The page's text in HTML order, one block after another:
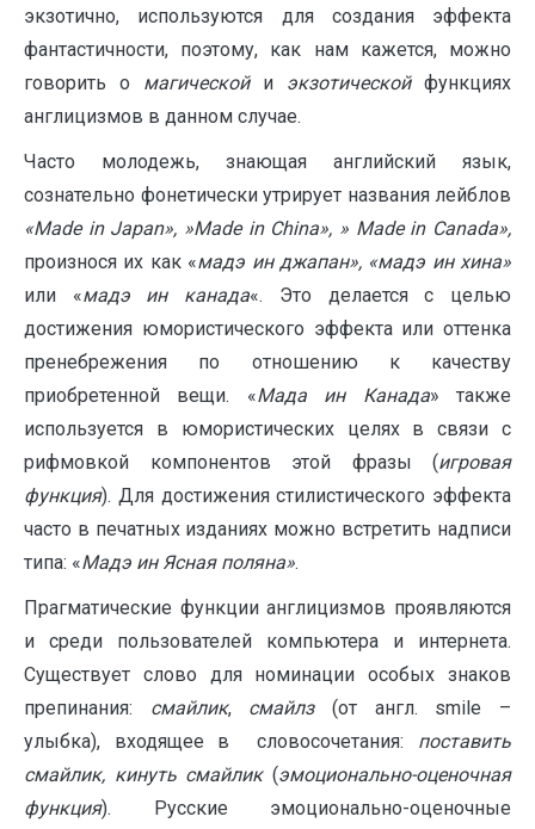
экзотично, используются для создания эффекта
фантастичности, поэтому, как нам кажется, можно
говорить о магическойи экзотическойфункциях
англицизмов в данном случае.
Часто молодежь, знающая английский язык,
сознательно фонетически утрирует названия лейблов
«Made in Japan», »Made in China», » Made in Canada»,
произнося их как «мадэ ин джапан», «мадэ ин хина»
или «мадэ ин канада«. Это делается с целью
достижения юмористического эффекта или оттенка
пренебрежения по отношению к качеству
приобретенной вещи. «Мада ин Канада» также
используется в юмористических целях в связи с
рифмовкой компонентов этой фразы (игровая
функция). Для достижения стилистического эффекта
часто в печатных изданиях можно встретить надписи
типа: «Мадэ ин Ясная поляна».
Прагматические функции англицизмов проявляются
и среди пользователей компьютера и интернета.
Существует слово для номинации особых знаков
препинания: смайлик, смайлз(от англ. smile –
улыбка), входящее в словосочетания: поставить
смайлик, кинуть смайлик(эмоционально-оценочная
функция). Русские эмоционально-оценочные